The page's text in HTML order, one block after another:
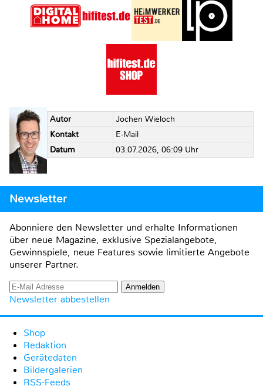
Autor
Jochen Wieloch
Kontakt
E-Mail
Datum
03.07.2026, 06:09 Uhr
Newsletter
Abonniere den Newsletter und erhalte Informationen
über neue Magazine, exklusive Spezialangebote,
Gewinnspiele, neue Features sowie limitierte Angebote
unserer Partner.
Newsletter abbestellen
Shop
Redaktion
Gerätedaten
Bildergalerien
RSS-Feeds